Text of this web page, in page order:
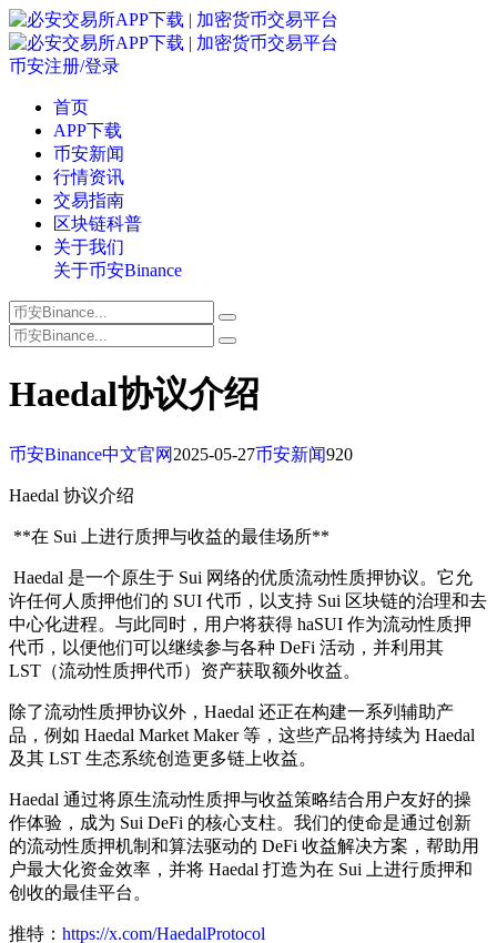
币安注册/登录
首页
APP下载
币安新闻
行情资讯
交易指南
区块链科普
关于我们
关于币安Binance
Haedal协议介绍
币安Binance中文官网 2025-05-27币安新闻920
Haedal 协议介绍
**在 Sui 上进行质押与收益的最佳场所**
Haedal 是一个原生于 Sui 网络的优质流动性质押协议。它允
许任何人质押他们的 SUI 代币，以支持 Sui 区块链的治理和去
中心化进程。与此同时，用户将获得 haSUI 作为流动性质押
代币，以便他们可以继续参与各种 DeFi 活动，并利用其
LST（流动性质押代币）资产获取额外收益。
除了流动性质押协议外，Haedal 还正在构建一系列辅助产
品，例如 Haedal Market Maker 等，这些产品将持续为 Haedal
及其 LST 生态系统创造更多链上收益。
Haedal 通过将原生流动性质押与收益策略结合用户友好的操
作体验，成为 Sui DeFi 的核心支柱。我们的使命是通过创新
的流动性质押机制和算法驱动的 DeFi 收益解决方案，帮助用
户最大化资金效率，并将 Haedal 打造为在 Sui 上进行质押和
创收的最佳平台。
推特： https://x.com/HaedalProtocol